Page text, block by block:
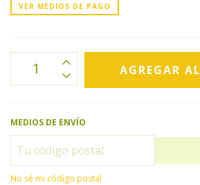
VER MEDIOS DE PAGO
MEDIOS DE ENVÍO
No sé mi código postal